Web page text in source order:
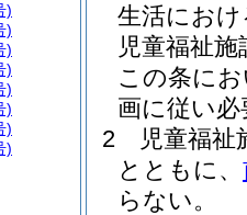
生活にお
児童福祉
この条に
画に従い
2
児童福
とともに、
らない。
)
)
)
)
)
)
)
)